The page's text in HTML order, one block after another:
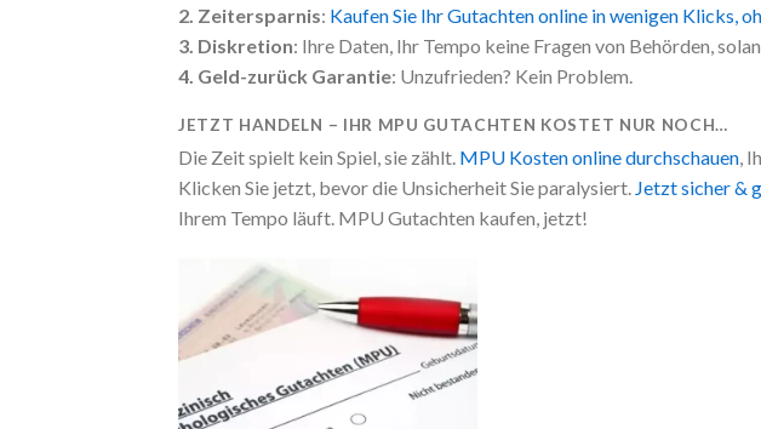
2. Zeitersparnis: Kaufen Sie Ihr Gutachten online in wenigen Klicks,
3. Diskretion: Ihre Daten, Ihr Tempo keine Fragen von Behörden,
4. Geld-zurück Garantie: Unzufrieden? Kein Problem.
JETZT HANDELN – IHR MPU GUTACHTEN KOSTET NUR NOCH…
Die Zeit spielt kein Spiel, sie zählt. MPU Kosten online durchschauen,
Klicken Sie jetzt, bevor die Unsicherheit Sie paralysiert. Jetzt sicher &
Ihrem Tempo läuft. MPU Gutachten kaufen, jetzt!